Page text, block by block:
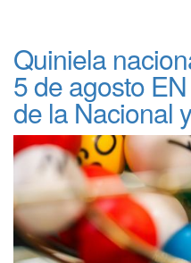
Quiniela
5 de agosto
de la Nacional